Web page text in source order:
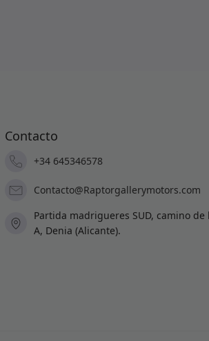
Contacto
+34 645346578
Contacto@Raptorgallerymotors.com
Partida madrigueres SUD, camino de
A, Denia (Alicante).